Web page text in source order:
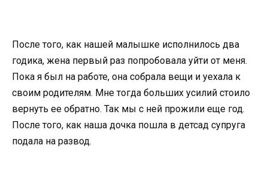
После того, как нашей малышке исполнилось два
годика, жена первый раз попробовала уйти от меня.
Пока я был на работе, она собрала вещи и уехала к
своим родителям. Мне тогда больших усилий стоило
вернуть ее обратно. Так мы с ней прожили еще год.
После того, как наша дочка пошла в детсад супруга
подала на развод.